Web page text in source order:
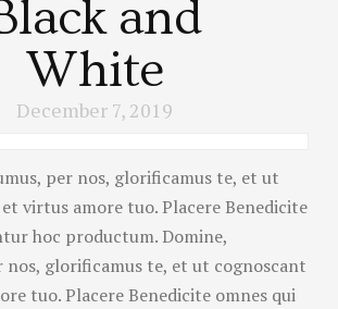
and
White
December 7, 2019
per nos, glorificamus te, et ut
virtus amore tuo. Placere Benedicite
hoc productum. Domine,
nos, glorificamus te, et ut cognoscant
tuo. Placere Benedicite omnes qui